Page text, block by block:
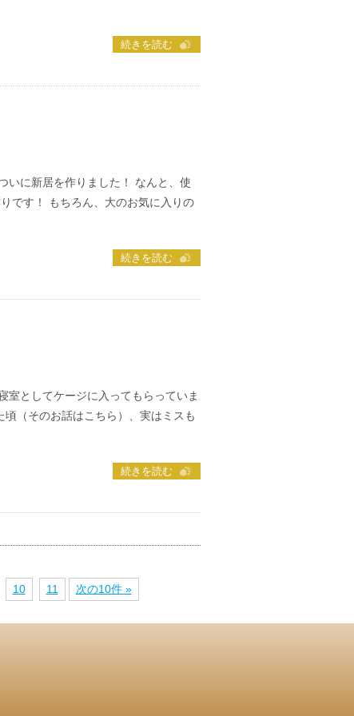
続きを読む
いに新居を作りました！ なんと、使
です！ もちろん、大のお気に入りの
続きを読む
室としてケージに入ってもらっていま
（そのお話はこちら）、実はミスも
続きを読む
10 11 次の10件 »